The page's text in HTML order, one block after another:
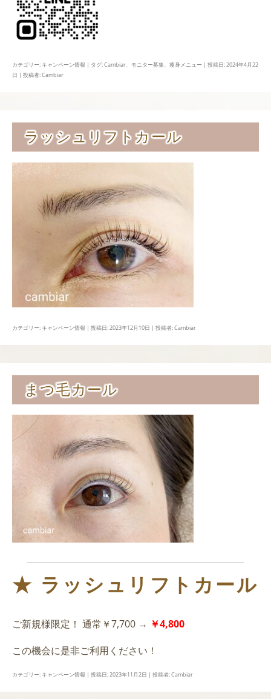
カテゴリー: キャンペーン情報 | タグ:Cambiar、 モニター募集、 痩身メニュー | 投稿日:2024年4月22
日 | 投稿者:Cambiar
ラッシュリフトカール
カテゴリー: キャンペーン情報 | 投稿日:2023年12月10日 | 投稿者:Cambiar
まつ毛カール
★ ラッシュリフトカール
ご新規様限定！ 通常￥7,700 → ￥4,800
この機会に是非ご利用ください！
カテゴリー: キャンペーン情報 | 投稿日:2023年11月2日 | 投稿者:Cambiar